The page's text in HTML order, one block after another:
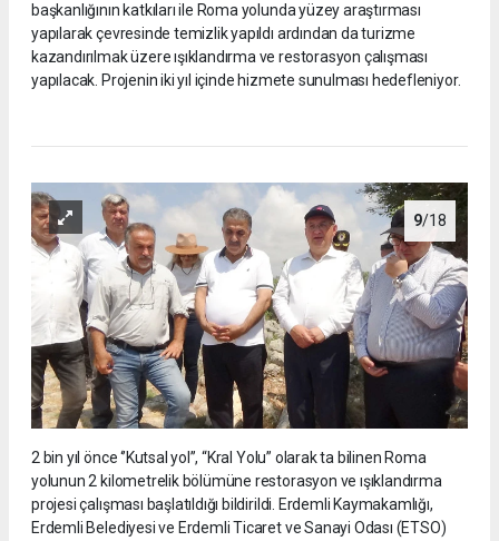
başkanlığının katkıları ile Roma yolunda yüzey araştırması
yapılarak çevresinde temizlik yapıldı ardından da turizme
kazandırılmak üzere ışıklandırma ve restorasyon çalışması
yapılacak. Projenin iki yıl içinde hizmete sunulması hedefleniyor.
9/18
2 bin yıl önce ‘’Kutsal yol’’, “Kral Yolu” olarak ta bilinen Roma
yolunun 2 kilometrelik bölümüne restorasyon ve ışıklandırma
projesi çalışması başlatıldığı bildirildi. Erdemli Kaymakamlığı,
Erdemli Belediyesi ve Erdemli Ticaret ve Sanayi Odası (ETSO)